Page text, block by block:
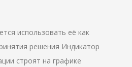
использовать её как
решения Индикатор
строят на графике